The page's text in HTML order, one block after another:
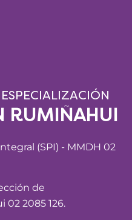
RUMIÑAHUI
(SPI) - MMDH 02
de
02 2085 126.